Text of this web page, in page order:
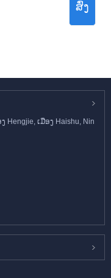
ສົ່ງ
Hengjie, ເມືອງ Haishu, Nin